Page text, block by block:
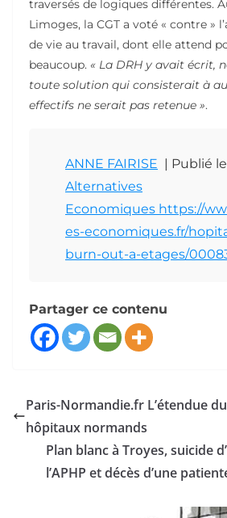
traversés de logiques différentes.
Limoges, la CGT a voté « contre »
de vie au travail, dont elle attend
beaucoup. « La DRH y avait écrit,
toute solution qui consisterait à
effectifs ne serait pas retenue ».
ANNE FAIRISE | Publié
Alternatives
Economiques https://
es-economiques.fr/
burn-out-a-etages/
Partager ce contenu
Paris-Normandie.fr L’étendue
hôpitaux normands
Plan blanc à Troyes, suicide
l’APHP et décès d’une